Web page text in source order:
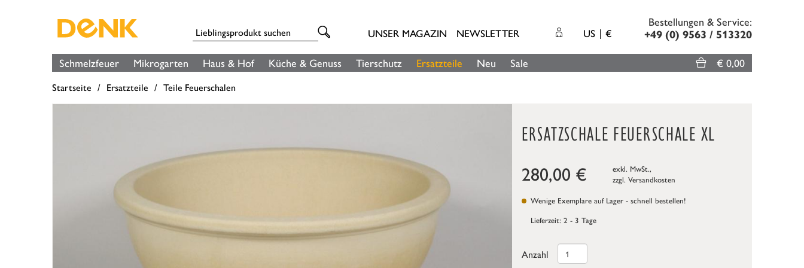
UNSER MAGAZIN NEWSLETTER US €
Bestellungen & Service:
+49 (0) 9563 / 513320
Schmelzfeuer Mikrogarten Haus & Hof Küche & Genuss Tierschutz Ersatzteile Neu Sale € 0,00
Startseite Ersatzteile Teile Feuerschalen
ERSATZSCHALE FEUERSCHALE XL
280,00 €
exkl. MwSt.,
zzgl. Versandkosten
Wenige Exemplare auf Lager - schnell bestellen!
Lieferzeit: 2 - 3 Tage
Anzahl